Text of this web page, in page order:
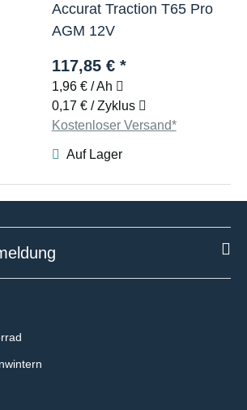
Accurat Traction T65 Pro
AGM 12V
117,85 € *
1,96 € / Ah
0,17 € / Zyklus
Kostenloser Versand*
Auf Lager